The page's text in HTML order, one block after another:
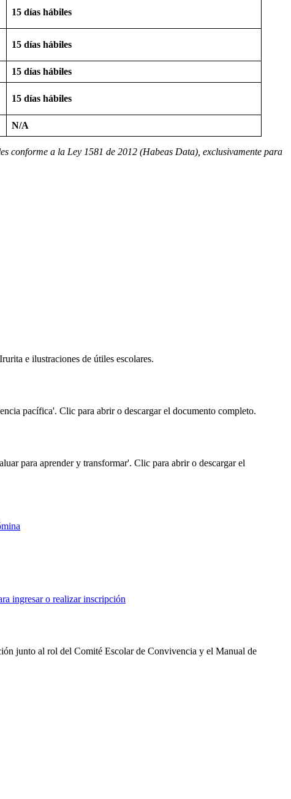
15 días hábiles
15 días hábiles
15 días hábiles
15 días hábiles
N/A
conforme a la Ley 1581 de 2012 (Habeas Data), exclusivamente para